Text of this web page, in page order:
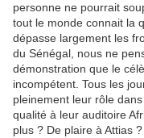
personne ne pourrait
tout le monde connait la
dépasse largement les
du Sénégal, nous ne
démonstration que le
incompétent. Tous les
pleinement leur rôle
qualité à leur auditoire
plus ? De plaire à Attias ?